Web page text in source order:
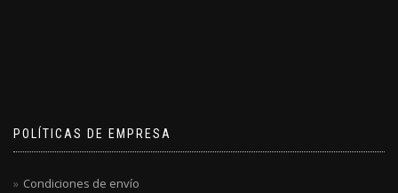
POLÍTICAS DE EMPRESA
Condiciones de envío